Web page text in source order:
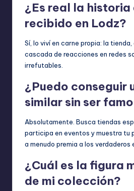
¿Es real la historia
recibido en Lodz?
Sí, lo viví en carne propia: la
cascada de reacciones en redes
irrefutables.
¿Puedo conseguir
similar sin ser
Absolutamente. Busca tiendas
participa en eventos y muestra tu
a menudo premia a los verdaderos
¿Cuál es la figura
de mi colección?